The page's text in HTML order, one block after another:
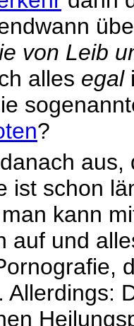
von Leib
alles egal
?
ist schon
kann
auf und
Allerdings: